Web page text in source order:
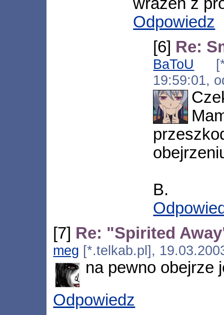
Odpowiedz
[6] Re:
BaToU
19:59:01,
B.
[7] Re: "Spirited
meg [*.telkab.pl],
na pewno obejrze
Odpowiedz